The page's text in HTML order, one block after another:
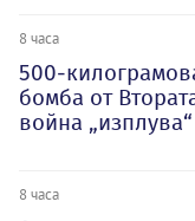
8 часа
500-
бомба от
война
8 часа